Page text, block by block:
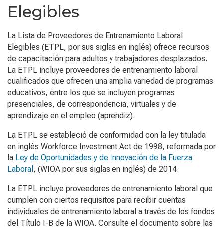
Elegibles
La Lista de Proveedores de Entrenamiento Laboral
Elegibles (ETPL, por sus siglas en inglés) ofrece recursos
de capacitación para adultos y trabajadores desplazados.
La ETPL incluye proveedores de entrenamiento laboral
cualificados que ofrecen una amplia variedad de programas
educativos, entre los que se incluyen programas
presenciales, de correspondencia, virtuales y de
aprendizaje en el empleo (aprendiz).
La ETPL se estableció de conformidad con la ley titulada
en inglés Workforce Investment Act de 1998, reformada por
la Ley de Oportunidades y de Innovación de la Fuerza
Laboral , (WIOA por sus siglas en inglés) de 2014.
La ETPL incluye proveedores de entrenamiento laboral que
cumplen con ciertos requisitos para recibir cuentas
individuales de entrenamiento laboral a través de los fondos
del Título I-B de la WIOA. Consulte el documento sobre las